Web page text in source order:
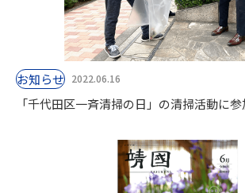
お知らせ 2022.06.16
「千代田区一斉清掃の日」の清掃活動に